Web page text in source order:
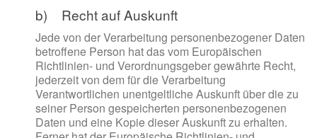
b) Recht auf Auskunft
Jede von der Verarbeitung personenbezogener Daten
betroffene Person hat das vom Europäischen
Richtlinien- und Verordnungsgeber gewährte Recht,
jederzeit von dem für die Verarbeitung
Verantwortlichen unentgeltliche Auskunft über die zu
seiner Person gespeicherten personenbezogenen
Daten und eine Kopie dieser Auskunft zu erhalten.